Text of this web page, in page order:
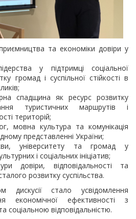
та економіки довіри у
у підтримці соціальної
громад і суспільної стійкості в
спадщина як ресурс розвитку
туристичних маршрутів і
територій;
мовна культура та комунікація
представленні України;
університету та громад у
і соціальних ініціатив;
довіри, відповідальності та
розвитку суспільства.
дискусії стало усвідомлення
економічної ефективності з
соціальною відповідальністю.